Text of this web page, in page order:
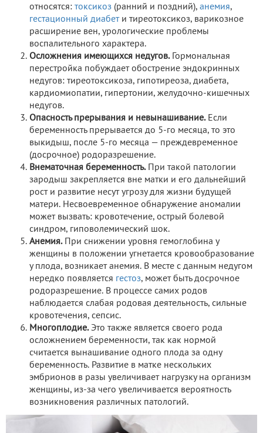
относятся: токсикоз (ранний и поздний), анемия,
гестационный диабети тиреотоксикоз, варикозное
расширение вен, урологические проблемы
воспалительного характера.
Осложнения имеющихся недугов.Гормональная
перестройка побуждает обострение эндокринных
недугов: тиреотоксикоза, гипотиреоза, диабета,
кардиомиопатии, гипертонии, желудочно-кишечных
недугов.
Опасность прерывания и невынашивание.Если
беременность прерывается до 5-го месяца, то это
выкидыш, после 5-го месяца — преждевременное
(досрочное) родоразрешение.
Внематочная беременность.При такой патологии
зародыш закрепляется вне матки и его дальнейший
рост и развитие несут угрозу для жизни будущей
матери. Несвоевременное обнаружение аномалии
может вызвать: кровотечение, острый болевой
синдром, гиповолемический шок.
Анемия.При снижении уровня гемоглобина у
женщины в положении угнетается кровообразование
у плода, возникает анемия. В месте с данным недугом
нередко появляется гестоз, может быть досрочное
родоразрешение. В процессе самих родов
наблюдается слабая родовая деятельность, сильные
кровотечения, сепсис.
Многоплодие.Это также является своего рода
осложнением беременности, так как нормой
считается вынашивание одного плода за одну
беременность. Развитие в матке нескольких
эмбрионов в разы увеличивает нагрузку на организм
женщины, из-за чего увеличивается вероятность
возникновения различных патологий.